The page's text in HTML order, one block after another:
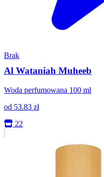
Brak
Al Wataniah Muheeb
Woda perfumowana 100 ml
od 53.83 zł
22